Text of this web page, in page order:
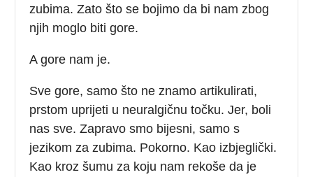
zubima. Zato što se bojimo da bi nam zbog
njih moglo biti gore.
A gore nam je.
Sve gore, samo što ne znamo artikulirati,
prstom uprijeti u neuralgičnu točku. Jer, boli
nas sve. Zapravo smo bijesni, samo s
jezikom za zubima. Pokorno. Kao izbjeglički.
Kao kroz šumu za koju nam rekoše da je